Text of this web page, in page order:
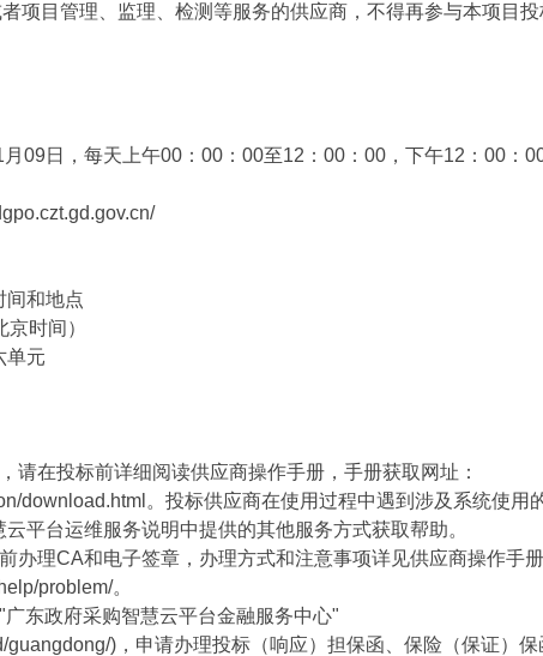
项目管理、监理、检测等服务的供应商，不得再参与本项目
日，每天上午00：00：00至12：00：00，下午12：00：
和地点
时间）
元
在投标前详细阅读供应商操作手册，手册获取网址：
download.html。投标供应商在使用过程中遇到涉及系统使用
平台运维服务说明中提供的其他服务方式获取帮助。
理CA和电子签章，办理方式和注意事项详见供应商操作手
problem/。
政府采购智慧云平台金融服务中心"
)，申请办理投标（响应）担保函、保险（保证）保